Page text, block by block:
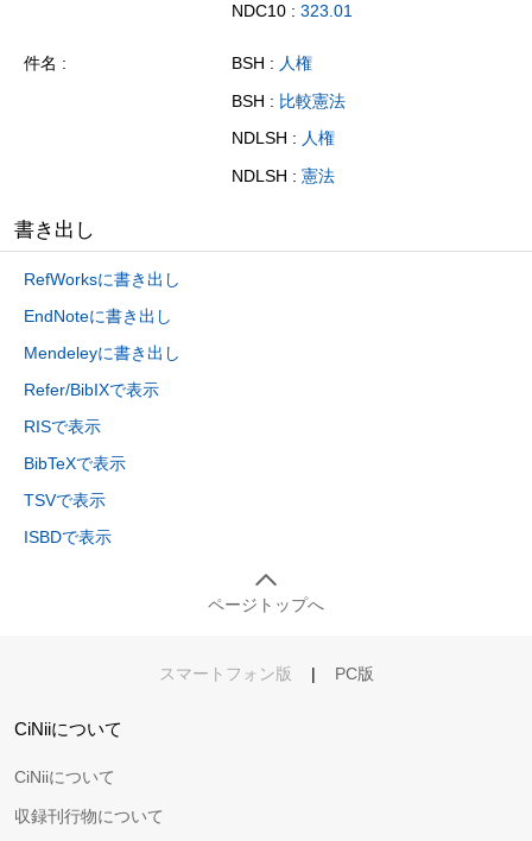
NDC10 : 323.01
件名 BSH : 人権
BSH : 比較憲法
NDLSH : 人権
NDLSH : 憲法
書き出し
RefWorksに書き出し
EndNoteに書き出し
Mendeleyに書き出し
Refer/BibIXで表示
RISで表示
BibTeXで表示
TSVで表示
ISBDで表示
ページトップへ
スマートフォン版 | PC版
CiNiiについて
CiNiiについて
収録刊行物について